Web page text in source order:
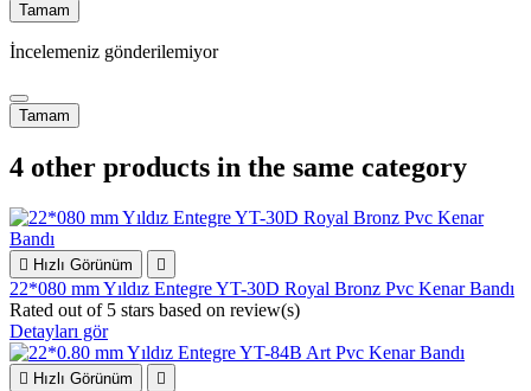
Tamam
İncelemeniz gönderilemiyor
Tamam
4 other products in the same category
 Hızlı Görünüm 
22*080 mm Yıldız Entegre YT-30D Royal Bronz Pvc Kenar Bandı
Rated out of 5 stars based on review(s)
Detayları gör
 Hızlı Görünüm 